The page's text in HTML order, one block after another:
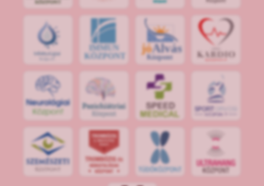
IMMUN
KÖZPONT
jóAlvás
Központ
SPOR